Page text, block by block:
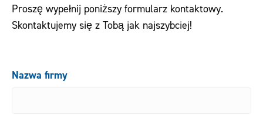
Kontakt
Proszę wypełnij poniższy formularz kontaktowy.
Skontaktujemy się z Tobą jak najszybciej!
Nazwa firmy